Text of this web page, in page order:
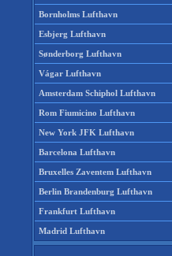
Bornholms Lufthavn
Esbjerg Lufthavn
Sønderborg Lufthavn
Vágar Lufthavn
Amsterdam Schiphol Lufthavn
Rom Fiumicino Lufthavn
New York JFK Lufthavn
Barcelona Lufthavn
Bruxelles Zaventem Lufthavn
Berlin Brandenburg Lufthavn
Frankfurt Lufthavn
Madrid Lufthavn